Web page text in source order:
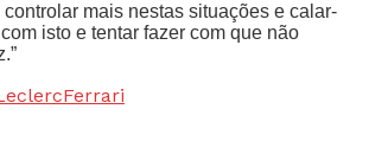
controlar mais nestas situações e calar-
isto e tentar fazer com que não
Ferrari